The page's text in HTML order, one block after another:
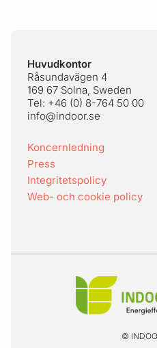
Huvudkontor
Råsundavägen 4
169 67 Solna, Sweden
Tel: +46 (0) 8-764 50 00
info@indoor.se
Koncernledning
Press
Integritetspolicy
Web- och cookie policy
©